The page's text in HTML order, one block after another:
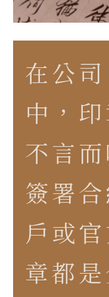
在公
中，
不言
簽署
戶或
章都